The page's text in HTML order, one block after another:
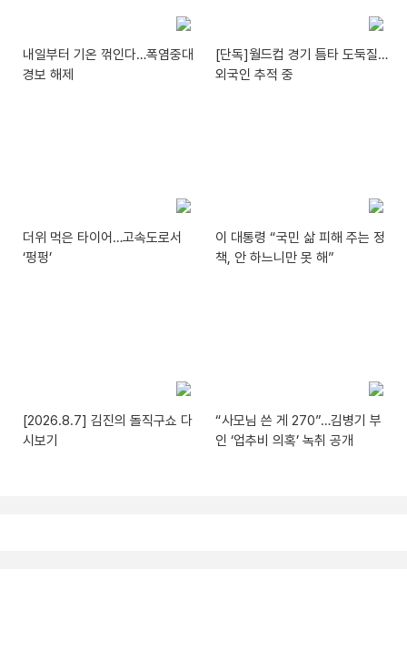
내일부터 기온 꺾인다…폭염중대
경보 해제
[단독]월드컵 경기 틈타 도둑질…
외국인 추적 중
더위 먹은 타이어…고속도로서
‘펑펑’
이 대통령 “국민 삶 피해 주는 정
책, 안 하느니만 못 해”
[2026.8.7] 김진의 돌직구쇼 다
시보기
“사모님 쓴 게 270”…김병기 부
인 ‘업추비 의혹’ 녹취 공개